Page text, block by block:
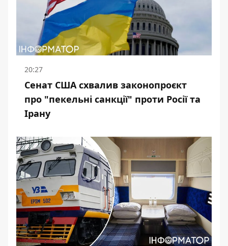
20:27
Сенат США схвалив законопроєкт
про "пекельні санкції" проти Росії та
Ірану